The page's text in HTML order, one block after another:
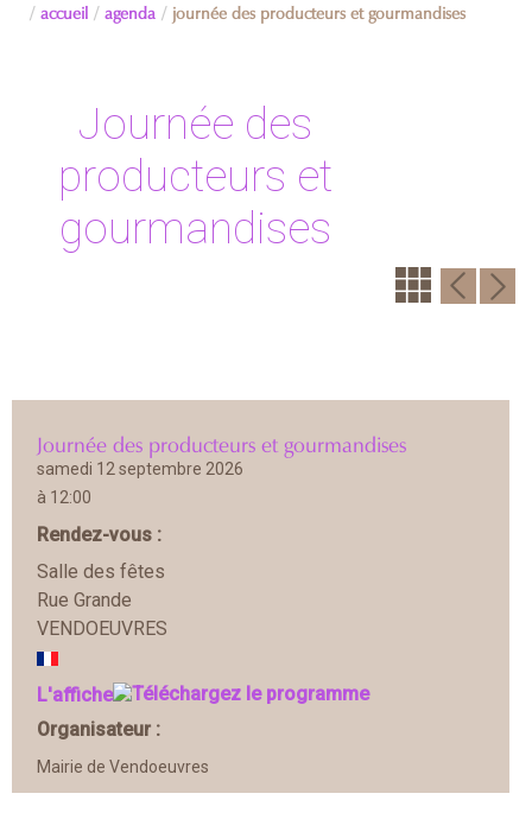
accueil agenda journée des producteurs et gourmandises
Journée des
producteurs et
gourmandises
Journée des producteurs et gourmandises
samedi 12 septembre 2026
à 12:00
Rendez-vous :
Salle des fêtes
Rue Grande
VENDOEUVRES
L'affiche
Organisateur :
Mairie de Vendoeuvres